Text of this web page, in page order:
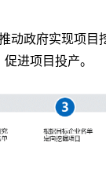
动政府实现项
促进项目投产。